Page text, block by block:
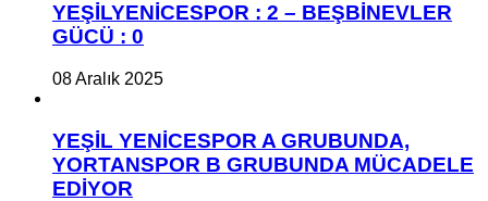
YEŞİLYENİCESPOR : 2 – BEŞBİNEVLER
GÜCÜ : 0
08 Aralık 2025
YEŞİL YENİCESPOR A GRUBUNDA,
YORTANSPOR B GRUBUNDA MÜCADELE
EDİYOR